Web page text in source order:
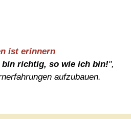
ist erinnern
bin richtig, so wie ich bin!",
aufzubauen.